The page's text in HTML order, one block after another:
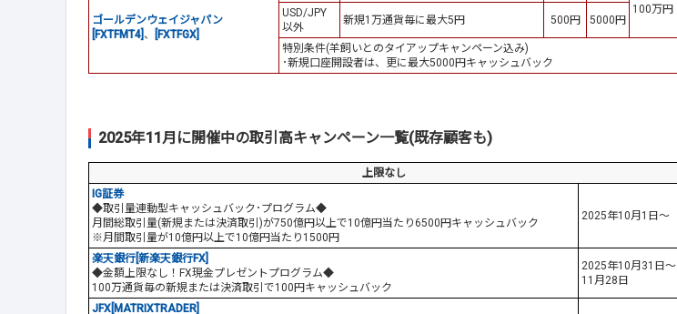
ゴールデンウェイジャパン
[FXTFMT4] 、 [FXTFGX]
100万円
USD/JPY
以外
新規1万通貨毎に最大5円 500円 5000円
特別条件(羊飼いとのタイアップキャンペーン込み)
･新規口座開設者は、更に最大5000円キャッシュバック
2025年11月に開催中の取引高キャンペーン一覧(既存顧客も)
上限なし
IG証券
◆取引量連動型キャッシュバック･プログラム◆
月間総取引量(新規または決済取引)が750億円以上で10億円当たり6500円キャッシュバック
※月間取引量が10億円以上で10億円当たり1500円
2025年10月1日～
楽天銀行[新楽天銀行FX]
◆金額上限なし！FX現金プレゼントプログラム◆
100万通貨毎の新規または決済取引で100円キャッシュバック
2025年10月31日～
11月28日
JFX[MATRIXTRADER]